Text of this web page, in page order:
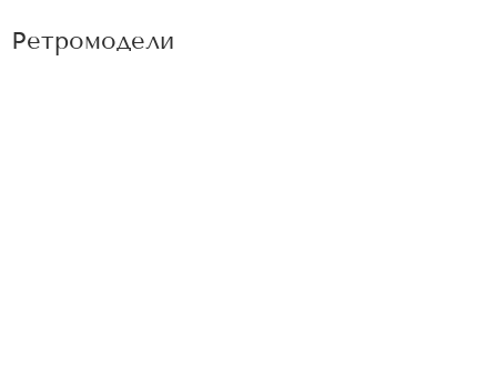
Ретромодели